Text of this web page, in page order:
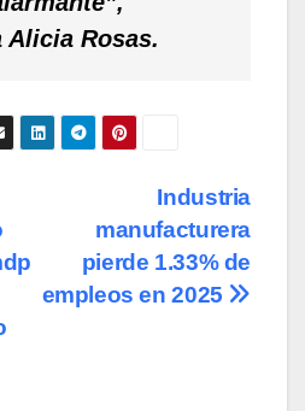
Alicia Rosas.
Industria
manufacturera
pierde 1.33% de
empleos en 2025